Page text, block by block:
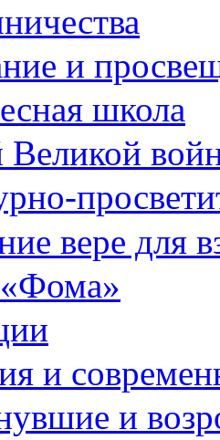
и
школа
Великой
вере для
и
и